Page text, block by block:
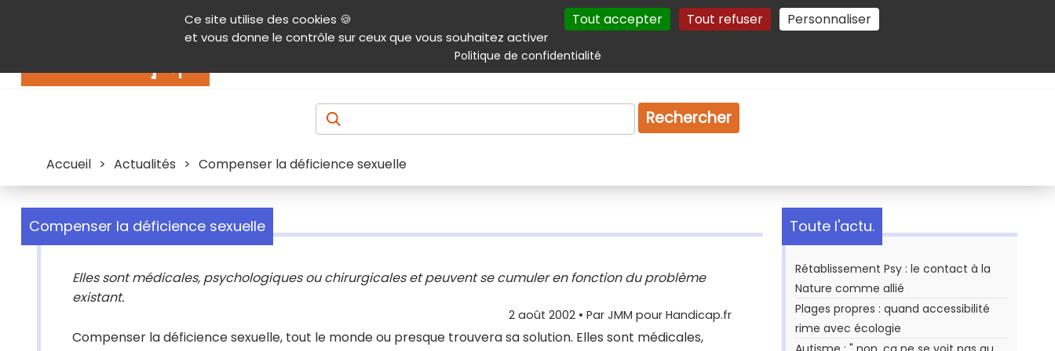
Ce site utilise des cookies 🍪
et vous donne le contrôle sur ceux que vous souhaitez activer
Tout accepter Tout refuser Personnaliser
Politique de confidentialité
Contenu Aide et accessibilité Menu principal Autres services Plan du site Gestion des cookies
Produits & services Emploi Droit
Rechercher
Accueil > Actualités > Compenser la déficience sexuelle
Compenser la déficience sexuelle
Elles sont médicales, psychologiques ou chirurgicales et peuvent se cumuler en fonction du problème
existant.
2 août 2002 • Par JMM pour Handicap.fr
Compenser la déficience sexuelle, tout le monde ou presque trouvera sa solution. Elles sont médicales,
Toute l'actu.
Rétablissement Psy : le contact à la
Nature comme allié
Plages propres : quand accessibilité
rime avec écologie